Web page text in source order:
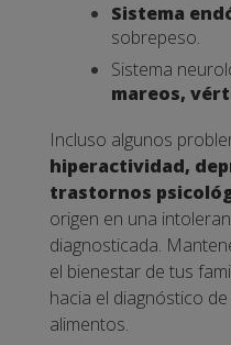
Sistema
sobrepeso.
Sistema
mareos,
Incluso algunos
hiperactividad,
trastornos
origen en una
diagnosticada.
el bienestar de tus
hacia el diagnóstico
alimentos.